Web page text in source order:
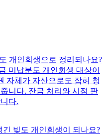
개인회생으로 정리되나요?
미납분도 개인회생 대상이
자체가 자산으로도 잡혀 청
니다. 잔금 처리와 시점 판
다.
긴 빚도 개인회생이 되나요?